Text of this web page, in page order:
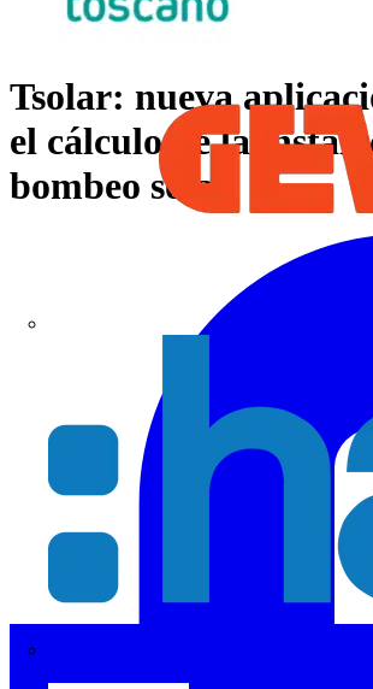
Tsolar: nueva
el cálculo de la
bombeo solar.